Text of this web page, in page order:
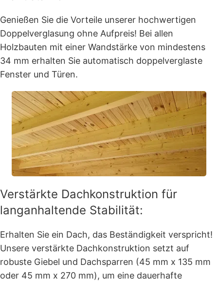
Genießen Sie die Vorteile unserer hochwertigen
Doppelverglasung ohne Aufpreis! Bei allen
Holzbauten mit einer Wandstärke von mindestens
34 mm erhalten Sie automatisch doppelverglaste
Fenster und Türen.
Verstärkte Dachkonstruktion für
langanhaltende Stabilität:
Erhalten Sie ein Dach, das Beständigkeit verspricht!
Unsere verstärkte Dachkonstruktion setzt auf
robuste Giebel und Dachsparren (45 mm x 135 mm
oder 45 mm x 270 mm), um eine dauerhafte